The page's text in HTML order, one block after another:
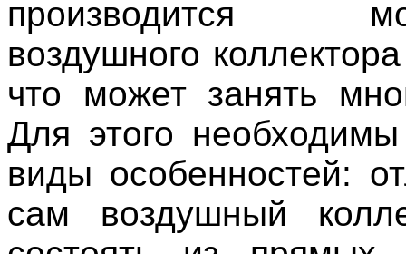
производится
воздушного
что может занять
Для этого
виды особенностей:
сам воздушный